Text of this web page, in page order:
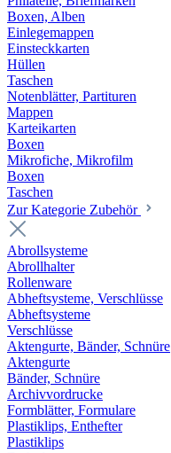
Boxen, Alben
Einlegemappen
Einsteckkarten
Hüllen
Taschen
Notenblätter, Partituren
Mappen
Karteikarten
Boxen
Mikrofiche, Mikrofilm
Boxen
Taschen
Zur Kategorie Zubehör
Abrollsysteme
Abrollhalter
Rollenware
Abheftsysteme, Verschlüsse
Abheftsysteme
Verschlüsse
Aktengurte, Bänder, Schnüre
Aktengurte
Bänder, Schnüre
Archivvordrucke
Formblätter, Formulare
Plastiklips, Enthefter
Plastiklips